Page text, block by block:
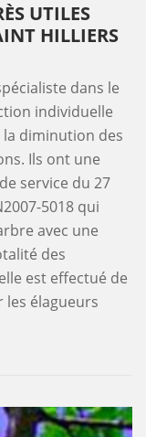
UTILES
HILLIERS
dans le
individuelle
la diminution des
Ils ont une
service du 27
5018 qui
avec une
des
est effectué de
élagueurs